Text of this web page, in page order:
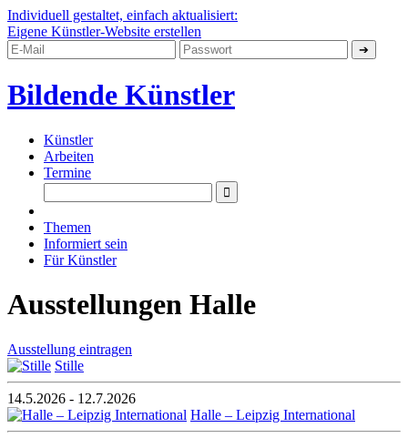
Individuell gestaltet, einfach aktualisiert:
Eigene Künstler-Website erstellen
Bildende Künstler
Künstler
Arbeiten
Termine
Themen
Informiert sein
Für Künstler
Ausstellungen Halle
Ausstellung eintragen
Stille
14.5.2026 - 12.7.2026
Halle – Leipzig International